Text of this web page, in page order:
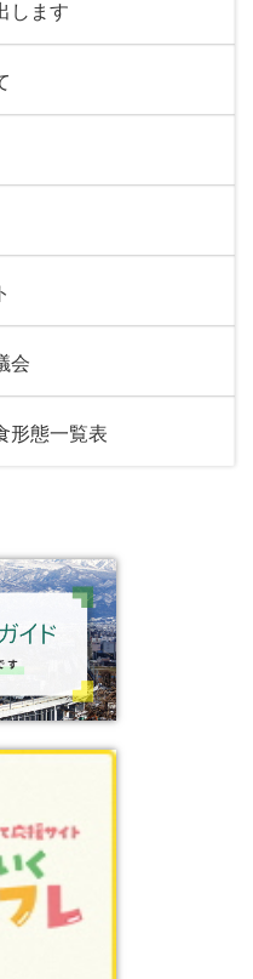
します
会
形態一覧表